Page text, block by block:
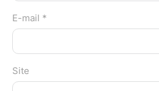
E-mail *
Site